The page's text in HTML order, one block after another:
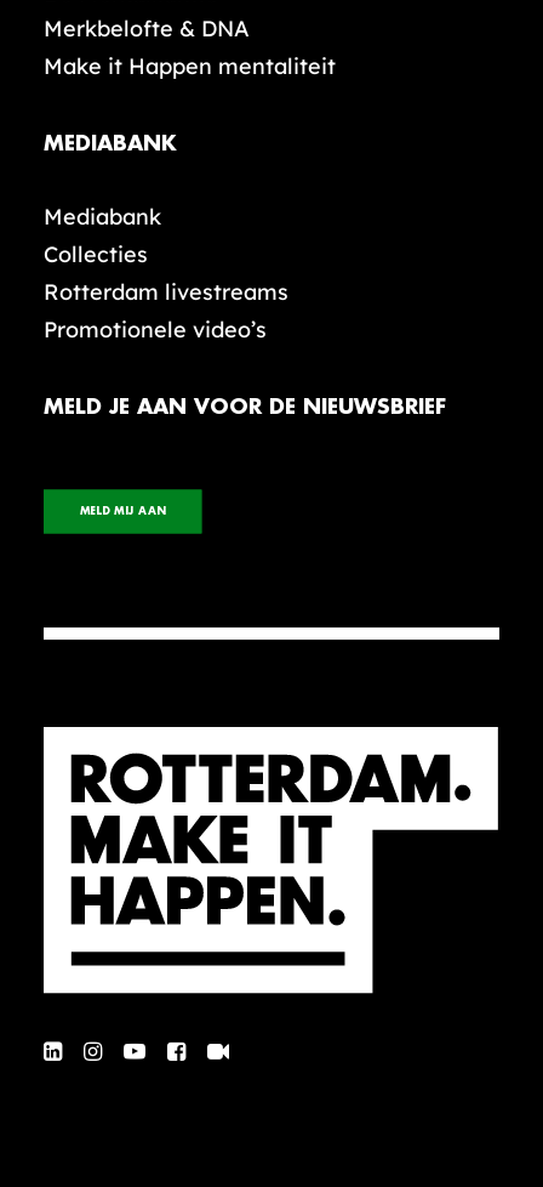
Merkbelofte & DNA
Make it Happen mentaliteit
MEDIABANK
Mediabank
Collecties
Rotterdam livestreams
Promotionele video’s
MELD JE AAN VOOR DE NIEUWSBRIEF
MELD MIJ AAN